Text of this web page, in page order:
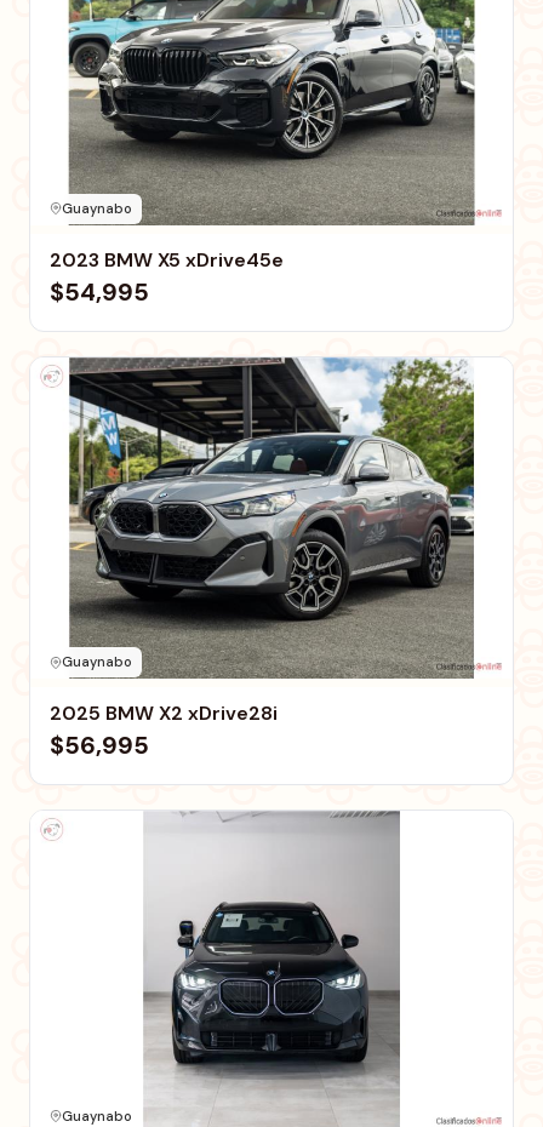
Guaynabo
2023 BMW X5 xDrive45e
$54,995
Guaynabo
2025 BMW X2 xDrive28i
$56,995
Guaynabo